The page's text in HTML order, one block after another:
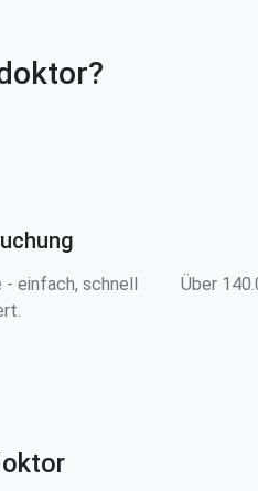
- einfach, schnell
Über